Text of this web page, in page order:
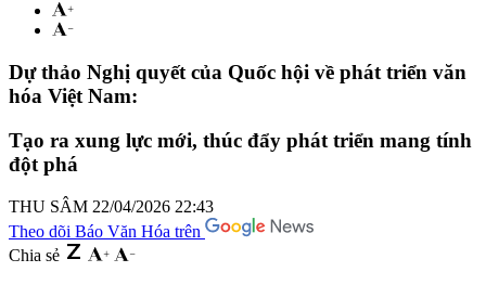
Dự thảo Nghị quyết của Quốc hội về phát triển văn
hóa Việt Nam:
Tạo ra xung lực mới, thúc đẩy phát triển mang tính
đột phá
THU SÂM 22/04/2026 22:43
Theo dõi Báo Văn Hóa trên
Chia sẻ